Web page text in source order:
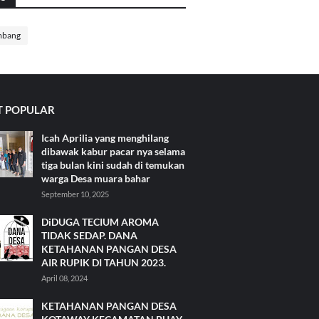
POPULAR
Icah Aprilia yang menghilang
dibawak kabur pacar nya selama
tiga bulan kini sudah di temukan
warga Desa muara bahar
September 10, 2025
DiDUGA TECIUM AROMA
TIDAK SEDAP. DANA
KETAHANAN PANGAN DESA
AIR RUPIK DI TAHUN 2023.
April 08, 2024
KETAHANAN PANGAN DESA